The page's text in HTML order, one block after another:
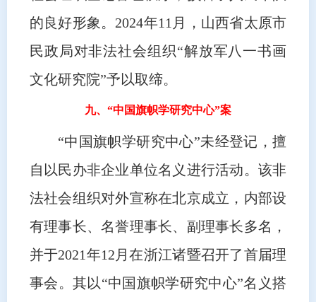
的良好形象。2024年11月，山西省太原市
民政局对非法社会组织“解放军八一书画
文化研究院”予以取缔。
九、“中国旗帜学研究中心”案
“中国旗帜学研究中心”未经登记，擅
自以民办非企业单位名义进行活动。该非
法社会组织对外宣称在北京成立，内部设
有理事长、名誉理事长、副理事长多名，
并于2021年12月在浙江诸暨召开了首届理
事会。其以“中国旗帜学研究中心”名义搭